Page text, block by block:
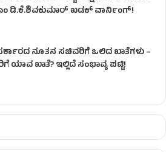
ಡಿ.ಕೆ.ಶಿವಕುಮಾರ್ ಖಡಕ್ ವಾರ್ನಿಂಗ್!
ಸರ್ಕಾರದ ನೂತನ ಸಚಿವರಿಗೆ ಒಲಿದ ಖಾತೆಗಳು –
ಯಾವ ಖಾತೆ? ಇಲ್ಲಿದೆ ಸಂಭಾವ್ಯ ಪಟ್ಟಿ!